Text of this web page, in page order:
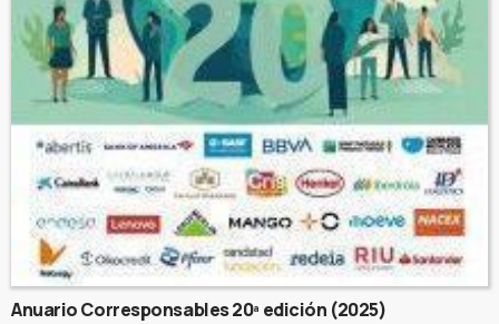
Anuario Corresponsables 20ª edición (2025)